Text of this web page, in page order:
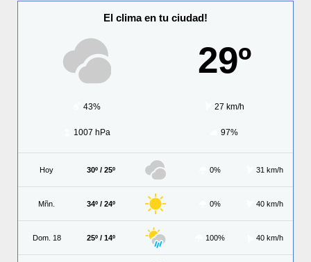
El clima en tu ciudad!
29º
43% 27 km/h
1007 hPa 97%
Hoy 30º / 25º 0% 31 km/h
Mñn. 34º / 24º 0% 40 km/h
Dom. 18 25º / 14º 100% 40 km/h